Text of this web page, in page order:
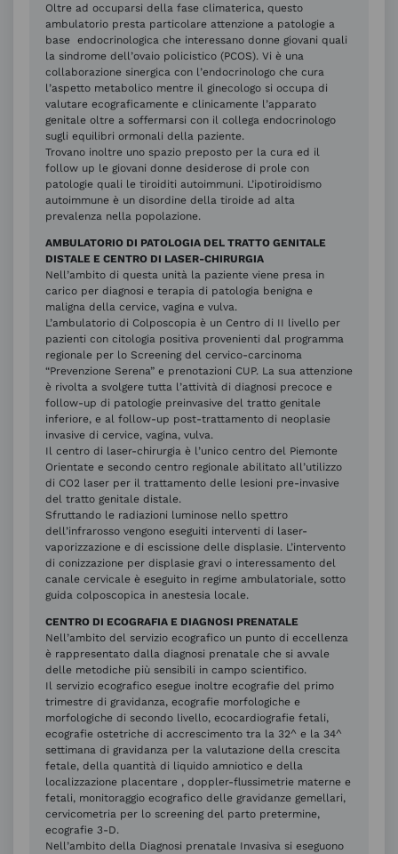
Oltre ad occuparsi della fase climaterica, questo
ambulatorio presta particolare attenzione a patologie a
base endocrinologica che interessano donne giovani quali
la sindrome dell’ovaio policistico (PCOS). Vi è una
collaborazione sinergica con l’endocrinologo che cura
l’aspetto metabolico mentre il ginecologo si occupa di
valutare ecograficamente e clinicamente l’apparato
genitale oltre a soffermarsi con il collega endocrinologo
sugli equilibri ormonali della paziente.
Trovano inoltre uno spazio preposto per la cura ed il
follow up le giovani donne desiderose di prole con
patologie quali le tiroiditi autoimmuni. L’ipotiroidismo
autoimmune è un disordine della tiroide ad alta
prevalenza nella popolazione.
AMBULATORIO DI PATOLOGIA DEL TRATTO GENITALE
DISTALE E CENTRO DI LASER-CHIRURGIA
Nell’ambito di questa unità la paziente viene presa in
carico per diagnosi e terapia di patologia benigna e
maligna della cervice, vagina e vulva.
L’ambulatorio di Colposcopia è un Centro di II livello per
pazienti con citologia positiva provenienti dal programma
regionale per lo Screening del cervico-carcinoma
“Prevenzione Serena” e prenotazioni CUP. La sua attenzione
è rivolta a svolgere tutta l’attività di diagnosi precoce e
follow-up di patologie preinvasive del tratto genitale
inferiore, e al follow-up post-trattamento di neoplasie
invasive di cervice, vagina, vulva.
Il centro di laser-chirurgia è l’unico centro del Piemonte
Orientate e secondo centro regionale abilitato all’utilizzo
di CO2 laser per il trattamento delle lesioni pre-invasive
del tratto genitale distale.
Sfruttando le radiazioni luminose nello spettro
dell’infrarosso vengono eseguiti interventi di laser-
vaporizzazione e di escissione delle displasie. L’intervento
di conizzazione per displasie gravi o interessamento del
canale cervicale è eseguito in regime ambulatoriale, sotto
guida colposcopica in anestesia locale.
CENTRO DI ECOGRAFIA E DIAGNOSI PRENATALE
Nell’ambito del servizio ecografico un punto di eccellenza
è rappresentato dalla diagnosi prenatale che si avvale
delle metodiche più sensibili in campo scientifico.
Il servizio ecografico esegue inoltre ecografie del primo
trimestre di gravidanza, ecografie morfologiche e
morfologiche di secondo livello, ecocardiografie fetali,
ecografie ostetriche di accrescimento tra la 32^ e la 34^
settimana di gravidanza per la valutazione della crescita
fetale, della quantità di liquido amniotico e della
localizzazione placentare , doppler-flussimetrie materne e
fetali, monitoraggio ecografico delle gravidanze gemellari,
cervicometria per lo screening del parto pretermine,
ecografie 3-D.
Nell’ambito della Diagnosi prenatale Invasiva si eseguono